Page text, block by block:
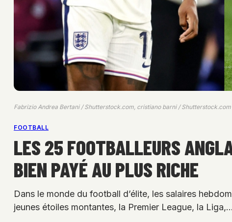
Fabrizio Andrea Bertani / Shutterstock.com, cristiano barni / Shutterstock.com
FOOTBALL
LES 25 FOOTBALLEURS
BIEN PAYÉ AU PLUS RICHE
Dans le monde du football d’élite, les salaires
jeunes étoiles montantes, la Premier League, la Liga,…